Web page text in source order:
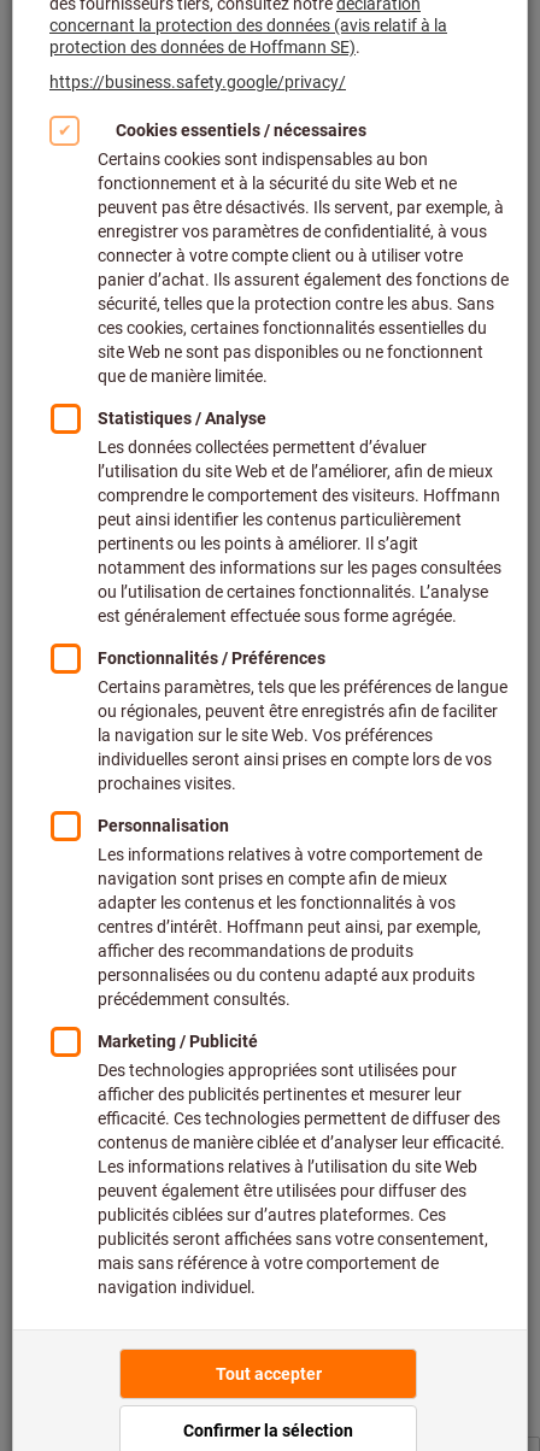
Cliquer pour agrandir l’image
Fixer le prix 100 unités (2,80 € / 1 Unité)
+ TVA en vigueurPrix et frais de livraison
Prix personnalisés pour les clients professionnels après
connexion.
Ajouter au panier
20 article(s) en stock
Ajouter à la liste de favoris Partager l’article
Détails du produit
Description
Téléchargements et documents
De la même série "Hoffmann Group Connected"
Afficher tout